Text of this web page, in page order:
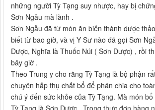
những người Tỳ Tạng suy nhược, hay bị
Sơn Ngẫu mà lành .
Sơn Ngẫu đã từ món ăn biến thành dược
biết từ bao giờ, và vị Y Sư nào đã gọi Sơn
Dược, Nghĩa là Thuốc Núi ( Sơn Dược) , rồi
bây giờ .
Theo Trung y cho rằng Tỳ Tạng là bộ phận
chuyên hấp thụ chất bổ để phân chia cho
chú ý đến sức khỏe của Tỳ Tạng. Mà món